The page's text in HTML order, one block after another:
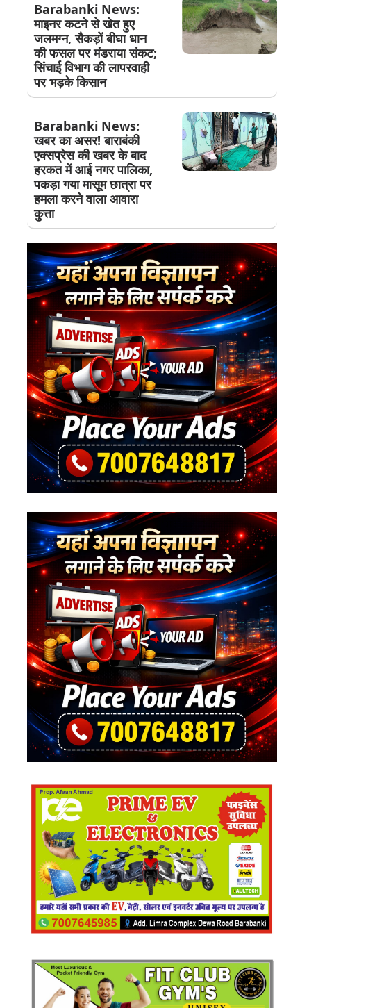
Barabanki News:
माइनर कटने से खेत हुए
जलमग्न, सैकड़ों बीघा धान
की फसल पर मंडराया संकट;
सिंचाई विभाग की लापरवाही
पर भड़के किसान
Barabanki News:
खबर का असर! बाराबंकी
एक्सप्रेस की खबर के बाद
हरकत में आई नगर पालिका,
पकड़ा गया मासूम छात्रा पर
हमला करने वाला आवारा
कुत्ता